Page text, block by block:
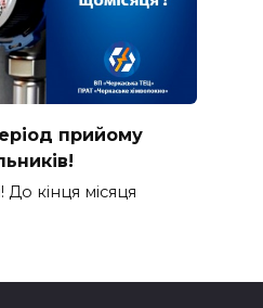
прийому
кінця місяця